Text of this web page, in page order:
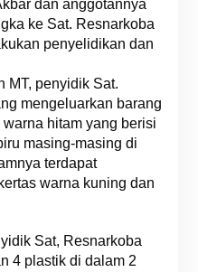
dan anggotannya
ke Sat. Resnarkoba
penyelidikan dan
MT, penyidik Sat.
mengeluarkan barang
hitam yang berisi
masing-masing di
terdapat
warna kuning dan
Sat, Resnarkoba
4 plastik di dalam 2